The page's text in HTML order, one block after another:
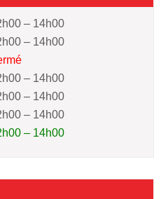
– 14h00
– 14h00
– 14h00
– 14h00
– 14h00
– 14h00